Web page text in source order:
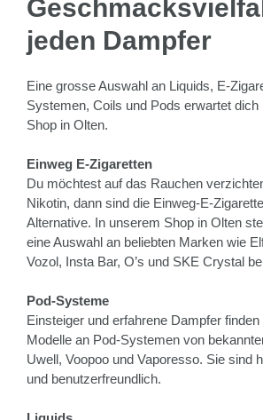
jeden Dampfer
Eine grosse Auswahl an Liquids, E-
Systemen, Coils und Pods erwartet dich
Shop in Olten.
Einweg E-Zigaretten
Du möchtest auf das Rauchen
Nikotin, dann sind die Einweg-E-
Alternative. In unserem Shop in Olten
eine Auswahl an beliebten Marken wie
Vozol, Insta Bar, O’s und SKE Crystal
Pod-Systeme
Einsteiger und erfahrene Dampfer
Modelle an Pod-Systemen von
Uwell, Voopoo und Vaporesso. Sie sind
und benutzerfreundlich.